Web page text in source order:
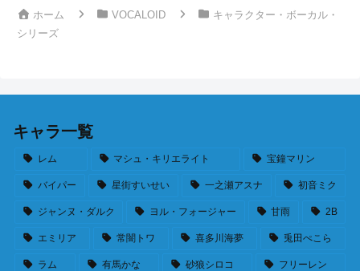
ホーム VOCALOID
キャラクター・ボーカル・
シリーズ
キャラ一覧
レム マシュ・キリエライト 宝鐘マリン
バイパー 星街すいせい 一之瀬アスナ 初音ミク
ジャンヌ・ダルク ヨル・フォージャー 甘雨 2B
エミリア 常闇トワ 喜多川海夢 兎田ぺこら
ラム 有馬かな 砂狼シロコ フリーレン